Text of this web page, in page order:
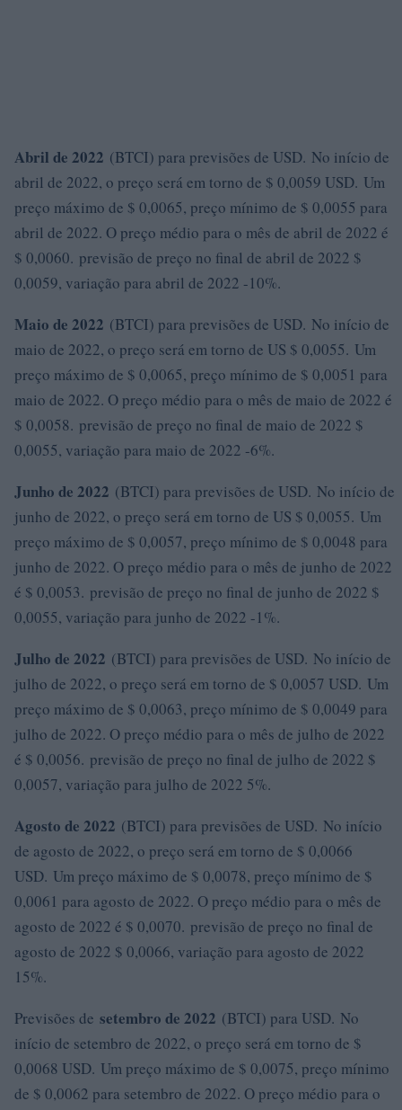
Abril de 2022 (BTCI) para previsões de USD. No início de
abril de 2022, o preço será em torno de $ 0,0059 USD. Um
preço máximo de $ 0,0065, preço mínimo de $ 0,0055 para
abril de 2022. O preço médio para o mês de abril de 2022 é
$ 0,0060. previsão de preço no final de abril de 2022 $
0,0059, variação para abril de 2022 -10%.
Maio de 2022 (BTCI) para previsões de USD. No início de
maio de 2022, o preço será em torno de US $ 0,0055. Um
preço máximo de $ 0,0065, preço mínimo de $ 0,0051 para
maio de 2022. O preço médio para o mês de maio de 2022 é
$ 0,0058. previsão de preço no final de maio de 2022 $
0,0055, variação para maio de 2022 -6%.
Junho de 2022 (BTCI) para previsões de USD. No início de
junho de 2022, o preço será em torno de US $ 0,0055. Um
preço máximo de $ 0,0057, preço mínimo de $ 0,0048 para
junho de 2022. O preço médio para o mês de junho de 2022
é $ 0,0053. previsão de preço no final de junho de 2022 $
0,0055, variação para junho de 2022 -1%.
Julho de 2022 (BTCI) para previsões de USD. No início de
julho de 2022, o preço será em torno de $ 0,0057 USD. Um
preço máximo de $ 0,0063, preço mínimo de $ 0,0049 para
julho de 2022. O preço médio para o mês de julho de 2022
é $ 0,0056. previsão de preço no final de julho de 2022 $
0,0057, variação para julho de 2022 5%.
Agosto de 2022 (BTCI) para previsões de USD. No início
de agosto de 2022, o preço será em torno de $ 0,0066
USD. Um preço máximo de $ 0,0078, preço mínimo de $
0,0061 para agosto de 2022. O preço médio para o mês de
agosto de 2022 é $ 0,0070. previsão de preço no final de
agosto de 2022 $ 0,0066, variação para agosto de 2022
15%.
Previsões de setembro de 2022 (BTCI) para USD. No
início de setembro de 2022, o preço será em torno de $
0,0068 USD. Um preço máximo de $ 0,0075, preço mínimo
de $ 0,0062 para setembro de 2022. O preço médio para o